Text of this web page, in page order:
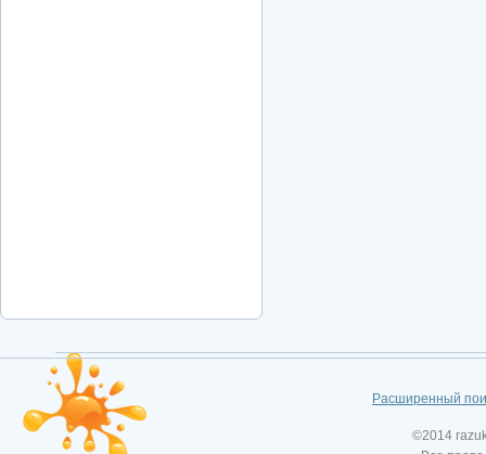
Расширенный
©2014